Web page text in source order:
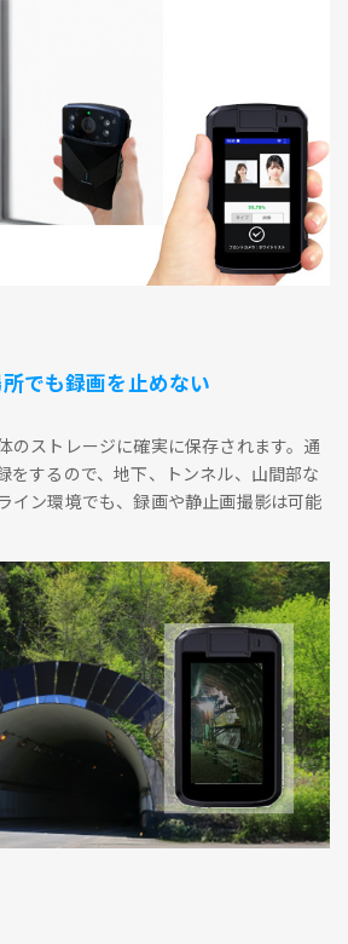
でも録画を止めない
のストレージに確実に保存されます。通
をするので、地下、トンネル、山間部な
イン環境でも、録画や静止画撮影は可能